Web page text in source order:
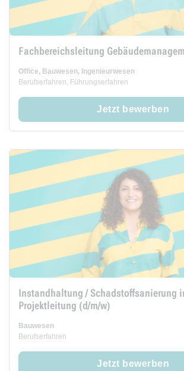
Fachbereichsleitung
Office, Bauwesen, Ingenieurwesen
Berufserfahren, Führungserfahren
Jetzt bewerben
Instandhaltung / Schadstoffsanierung
Projektleitung (d/m/w)
Bauwesen
Berufserfahren
Jetzt bewerben